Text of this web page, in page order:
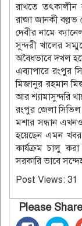
রাখতে তৎকালীন
রাজা জানকী বল্লভ
দেবীর নামে
সুন্দরী খালের
অবৈধভাবে দখল
এব্যাপারে রংপুর
মিজানুর রহমান
আর শ্যামাসুন্দরি
রংপুর জেলা
মশার সন্ধান এখনও
হয়েছেন এমন খবর
কার্যক্রম চালু
সরকারি ভাবে
Post Views: 31
Please